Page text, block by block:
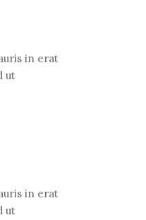
in erat
ut
in erat
ut